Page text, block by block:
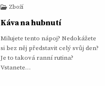
Zboží
Káva na hubnutí
Milujete tento nápoj? Nedokážete
si bez něj představit celý svůj den?
Je to taková ranní rutina?
Vstanete…